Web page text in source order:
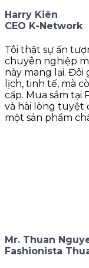
Harry Kiên
CEO K-Network
Tôi thật sự ấn
chuyên nghiệp
này mang lại.
lịch, tinh tế, mà
cấp. Mua sắm tại
và hài lòng tuyệt
một sản phẩm
Mr. Thuan
Fashionista